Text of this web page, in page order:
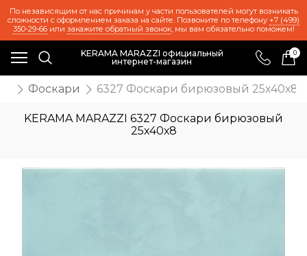
По независящим от нас причинам у части пользователей могут возникать
сложности с оформлением заказа на сайте. Позвоните по телефону +7 (499)
350-29-66или закажите обратный звонок, мы вам обязательно поможем!
KERAMA MARAZZI официальный
интернет-магазин
0
Фоскари 6327 Фоскари бирюзовый 25х40х8
KERAMA MARAZZI 6327 Фоскари бирюзовый
25х40х8